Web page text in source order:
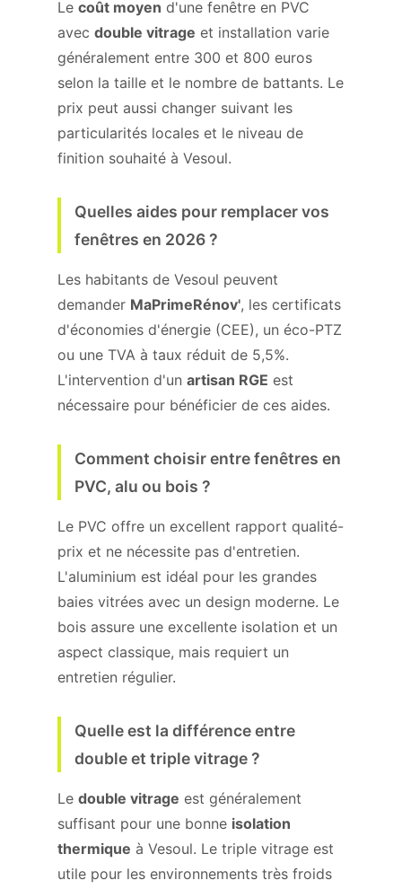
Le coût moyen d'une fenêtre en PVC
avec double vitrage et installation varie
généralement entre 300 et 800 euros
selon la taille et le nombre de battants. Le
prix peut aussi changer suivant les
particularités locales et le niveau de
finition souhaité à Vesoul.
Quelles aides pour remplacer vos
fenêtres en 2026 ?
Les habitants de Vesoul peuvent
demander MaPrimeRénov', les certificats
d'économies d'énergie (CEE), un éco-PTZ
ou une TVA à taux réduit de 5,5%.
L'intervention d'un artisan RGE est
nécessaire pour bénéficier de ces aides.
Comment choisir entre fenêtres en
PVC, alu ou bois ?
Le PVC offre un excellent rapport qualité-
prix et ne nécessite pas d'entretien.
L'aluminium est idéal pour les grandes
baies vitrées avec un design moderne. Le
bois assure une excellente isolation et un
aspect classique, mais requiert un
entretien régulier.
Quelle est la différence entre
double et triple vitrage ?
Le double vitrage est généralement
suffisant pour une bonne isolation
thermique à Vesoul. Le triple vitrage est
utile pour les environnements très froids